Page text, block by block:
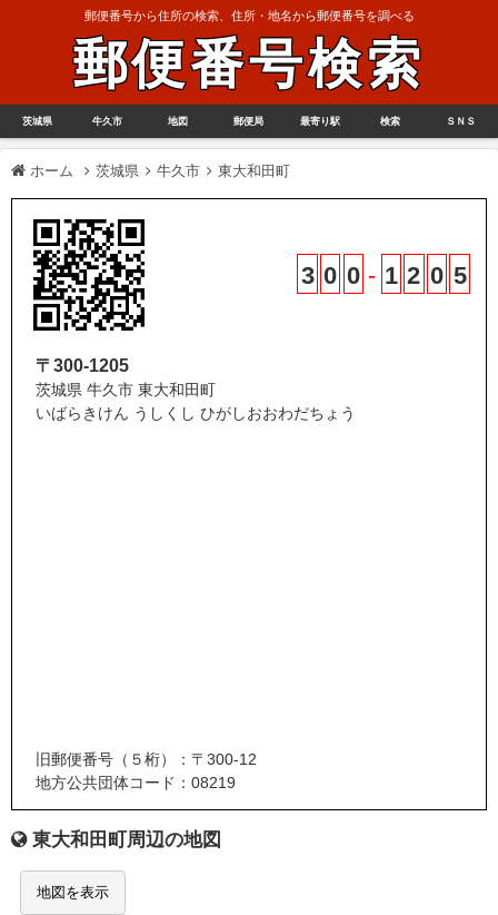
郵便番号から住所の検索、住所・地名から郵便番号を調べる
郵便番号検索
茨城県 牛久市 地図 郵便局 最寄り駅 検索 ＳＮＳ
ホーム 茨城県 牛久市 東大和田町
3 0 0 - 1 2 0 5
〒300-1205
茨城県 牛久市 東大和田町
いばらきけん うしくし ひがしおおわだちょう
旧郵便番号（５桁）：〒300-12
地方公共団体コード：08219
東大和田町周辺の地図
地図を表示